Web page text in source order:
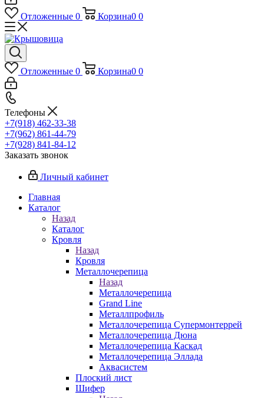
Отложенные 0 Корзина0 0
Отложенные 0 Корзина0 0
Телефоны
+7(918) 462-33-38
+7(962) 861-44-79
+7(928) 841-84-12
Заказать звонок
Личный кабинет
Главная
Каталог
Назад
Каталог
Кровля
Назад
Кровля
Металлочерепица
Назад
Металлочерепица
Grand Line
Металлпрофиль
Металлочерепица Супермонтеррей
Металлочерепица Дюна
Металлочерепица Каскад
Металлочерепица Эллада
Аквасистем
Плоский лист
Шифер